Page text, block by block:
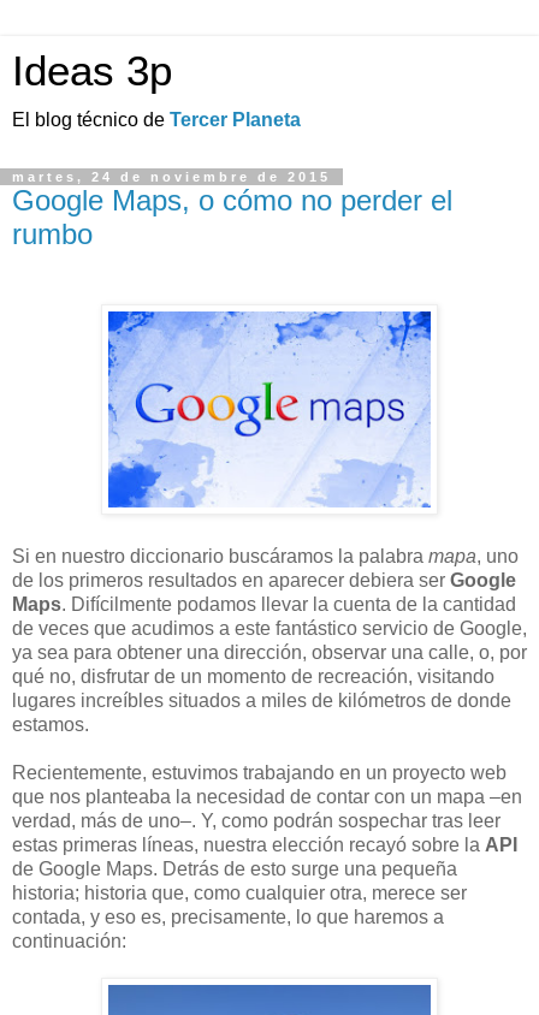
Ideas 3p
El blog técnico de Tercer Planeta
martes, 24 de noviembre de 2015
Google Maps, o cómo no perder el
rumbo
Si en nuestro diccionario buscáramos la palabra mapa, uno
de los primeros resultados en aparecer debiera ser Google
Maps. Difícilmente podamos llevar la cuenta de la cantidad
de veces que acudimos a este fantástico servicio de Google,
ya sea para obtener una dirección, observar una calle, o, por
qué no, disfrutar de un momento de recreación, visitando
lugares increíbles situados a miles de kilómetros de donde
estamos.
Recientemente, estuvimos trabajando en un proyecto web
que nos planteaba la necesidad de contar con un mapa –en
verdad, más de uno–. Y, como podrán sospechar tras leer
estas primeras líneas, nuestra elección recayó sobre la API
de Google Maps. Detrás de esto surge una pequeña
historia; historia que, como cualquier otra, merece ser
contada, y eso es, precisamente, lo que haremos a
continuación: